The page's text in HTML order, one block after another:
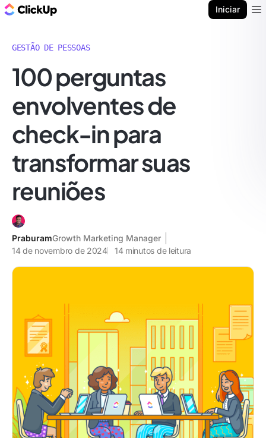
Iniciar
GESTÃO DE PESSOAS
100 perguntas
envolventes de
check-in para
transformar suas
reuniões
PraburamGrowth Marketing Manager
14 de novembro de 2024
14 minutos de leitura